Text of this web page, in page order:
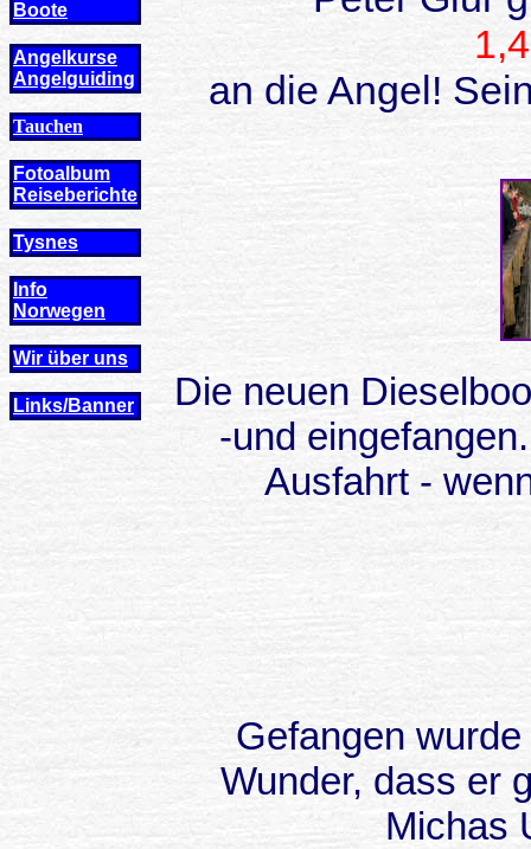
Boote
Angelkurse
Angel guiding
Tauchen
Fotoalbum
Reiseberichte
Tysnes
Info
Norwegen
Wir über uns
Links/Banner
an die Angel!
Die neuen
-und
Ausfahrt -
Gefangen
Wunder, dass er
Michas